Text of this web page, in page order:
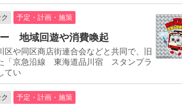
予定・計画・施策
地域回遊や消費喚起
や同区商店街連合会などと共同で、旧
「京急沿線 東海道品川宿 スタンプラ
てい
予定・計画・施策